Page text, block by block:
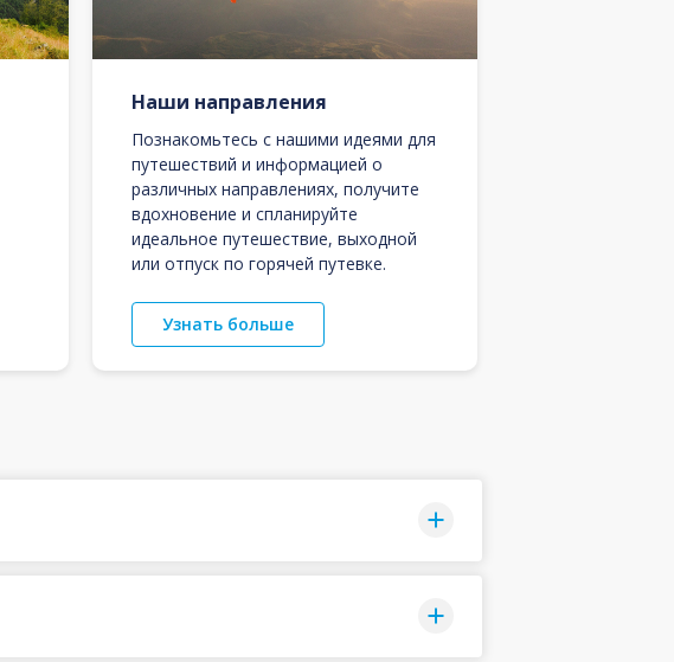
Наши направления
Познакомьтесь с нашими идеями для
путешествий и информацией о
различных направлениях, получите
вдохновение и спланируйте
идеальное путешествие, выходной
или отпуск по горячей путевке.
Узнать больше